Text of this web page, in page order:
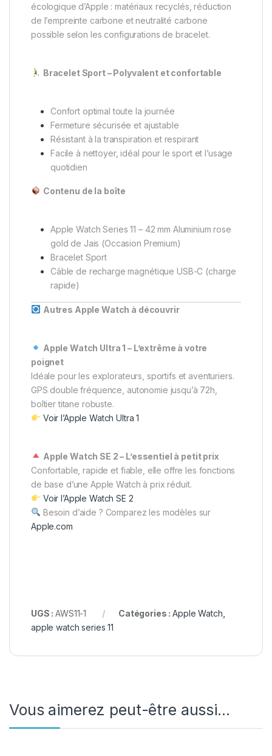
écologique d’Apple : matériaux recyclés, réduction
de l’empreinte carbone et neutralité carbone
possible selon les configurations de bracelet.
Bracelet Sport – Polyvalent et confortable
Confort optimal toute la journée
Fermeture sécurisée et ajustable
Résistant à la transpiration et respirant
Facile à nettoyer, idéal pour le sport et l’usage
quotidien
Contenu de la boîte
Apple Watch Series 11 – 42 mm Aluminium rose
gold de Jais (Occasion Premium)
Bracelet Sport
Câble de recharge magnétique USB-C (charge
rapide)
Autres Apple Watch à découvrir
Apple Watch Ultra 1 – L’extrême à votre
poignet
Idéale pour les explorateurs, sportifs et aventuriers.
GPS double fréquence, autonomie jusqu’à 72h,
boîtier titane robuste.
Voir l’Apple Watch Ultra 1
Apple Watch SE 2 – L’essentiel à petit prix
Confortable, rapide et fiable, elle offre les fonctions
de base d’une Apple Watch à prix réduit.
Voir l’Apple Watch SE 2
Besoin d’aide ? Comparez les modèles sur
Apple.com
UGS :AWS11-1 Catégories :Apple Watch
apple watch series 11
Vous aimerez peut-être aussi…